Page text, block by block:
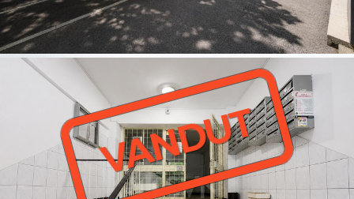
VANDUT